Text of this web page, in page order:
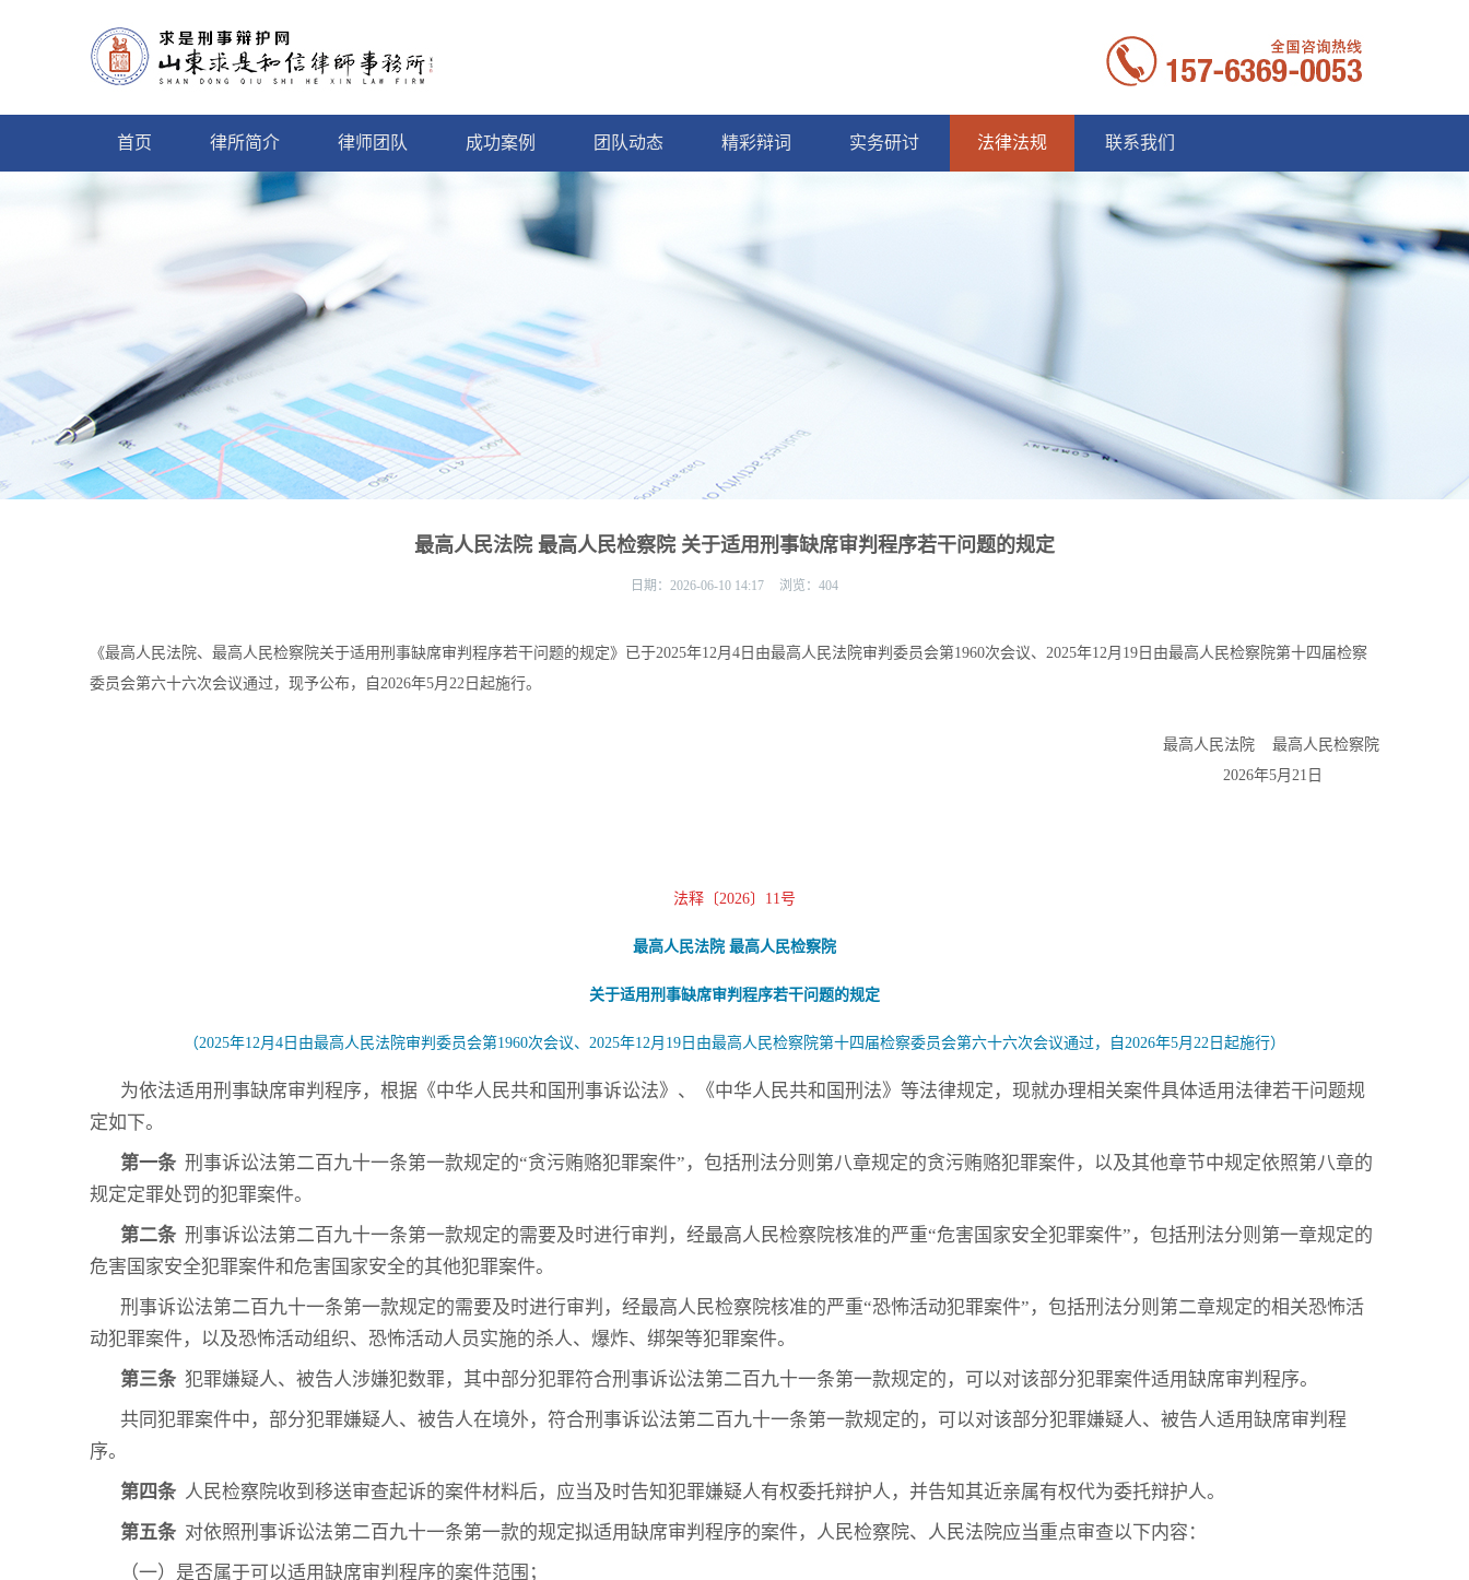
首页 律所简介 律师团队 成功案例 团队动态 精彩辩词 实务研讨 法律法规 联系我们
最高人民法院 最高人民检察院 关于适用刑事缺席审判程序若干问题的规定
日期： 2026-06-10 14:17 浏览： 404
《最高人民法院、最高人民检察院关于适用刑事缺席审判程序若干问题的规定》已于2025年12月4日由最高人民法院审判委员会第1960次会议、2025年12月19日由最高人民检察院第十四届检察
委员会第六十六次会议通过，现予公布，自2026年5月22日起施行。
最高人民法院 最高人民检察院
2026年5月21日
法释〔2026〕11号
最高人民法院 最高人民检察院
关于适用刑事缺席审判程序若干问题的规定
（2025年12月4日由最高人民法院审判委员会第1960次会议、2025年12月19日由最高人民检察院第十四届检察委员会第六十六次会议通过，自2026年5月22日起施行）
为依法适用刑事缺席审判程序，根据《中华人民共和国刑事诉讼法》、《中华人民共和国刑法》等法律规定，现就办理相关案件具体适用法律若干问题规
定如下。
第一条 刑事诉讼法第二百九十一条第一款规定的“贪污贿赂犯罪案件”，包括刑法分则第八章规定的贪污贿赂犯罪案件，以及其他章节中规定依照第八章的
规定定罪处罚的犯罪案件。
第二条 刑事诉讼法第二百九十一条第一款规定的需要及时进行审判，经最高人民检察院核准的严重“危害国家安全犯罪案件”，包括刑法分则第一章规定的
危害国家安全犯罪案件和危害国家安全的其他犯罪案件。
刑事诉讼法第二百九十一条第一款规定的需要及时进行审判，经最高人民检察院核准的严重“恐怖活动犯罪案件”，包括刑法分则第二章规定的相关恐怖活
动犯罪案件，以及恐怖活动组织、恐怖活动人员实施的杀人、爆炸、绑架等犯罪案件。
第三条 犯罪嫌疑人、被告人涉嫌犯数罪，其中部分犯罪符合刑事诉讼法第二百九十一条第一款规定的，可以对该部分犯罪案件适用缺席审判程序。
共同犯罪案件中，部分犯罪嫌疑人、被告人在境外，符合刑事诉讼法第二百九十一条第一款规定的，可以对该部分犯罪嫌疑人、被告人适用缺席审判程
序。
第四条 人民检察院收到移送审查起诉的案件材料后，应当及时告知犯罪嫌疑人有权委托辩护人，并告知其近亲属有权代为委托辩护人。
第五条 对依照刑事诉讼法第二百九十一条第一款的规定拟适用缺席审判程序的案件，人民检察院、人民法院应当重点审查以下内容：
（一）是否属于可以适用缺席审判程序的案件范围；